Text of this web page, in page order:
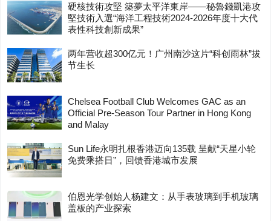
硬核技術攻堅 築夢太平洋東岸——秘魯錢凱港攻
堅技術入選“海洋工程技術2024-2026年度十大代
表性科技創新成果”
两年营收超300亿元！广州南沙这片“科创雨林”拔
节生长
Chelsea Football Club Welcomes GAC as an
Official Pre-Season Tour Partner in Hong Kong
and Malay
Sun Life永明扎根香港迈向135载 呈献“天星小轮
免费乘搭日”，回馈香港城市发展
伯恩光学创始人杨建文：从手表玻璃到手机玻璃
盖板的产业探索